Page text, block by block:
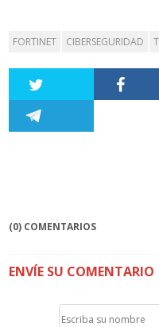
FORTINET CIBERSEGURIDAD
(0) COMENTARIOS
ENVÍE SU COMENTARIO